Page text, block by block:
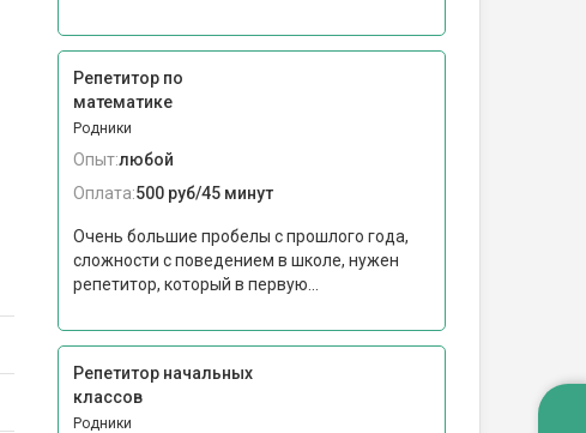
Репетитор по
математике
Родники
Опыт:любой
Оплата:500 руб/45 минут
Очень большие пробелы с прошлого года,
сложности с поведением в школе, нужен
репетитор, который в первую...
Репетитор начальных
классов
Родники